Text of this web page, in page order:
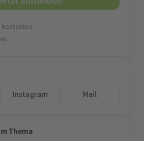
kostenlos
Instagram Mail
Thema